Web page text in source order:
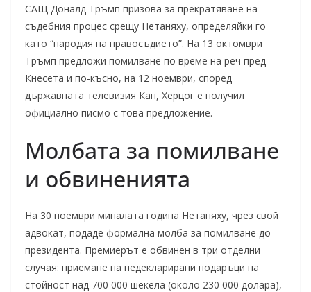
САЩ Доналд Тръмп призова за прекратяване на
съдебния процес срещу Нетаняху, определяйки го
като “пародия на правосъдието”. На 13 октомври
Тръмп предложи помилване по време на реч пред
Кнесета и по-късно, на 12 ноември, според
държавната телевизия Кан, Херцог е получил
официално писмо с това предложение.
Молбата за помилване
и обвиненията
На 30 ноември миналата година Нетаняху, чрез свой
адвокат, подаде формална молба за помилване до
президента. Премиерът е обвинен в три отделни
случая: приемане на недекларирани подаръци на
стойност над 700 000 шекела (около 230 000 долара),